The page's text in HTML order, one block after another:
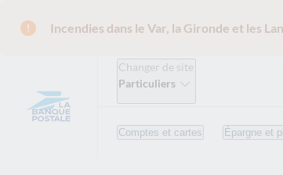
Incendies dans le Var, la Gironde et les
Changer de site
Particuliers
Comptes et cartes Épargne et